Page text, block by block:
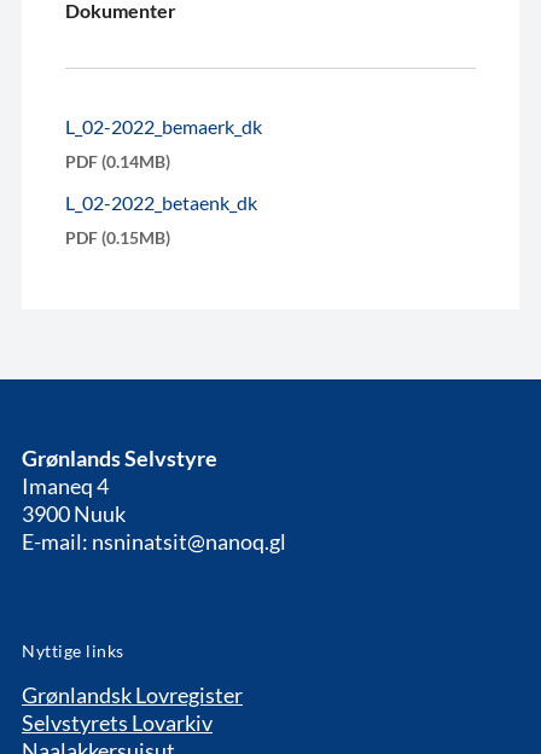
Dokumenter
L_02-2022_bemaerk_dk
PDF (0.14MB)
L_02-2022_betaenk_dk
PDF (0.15MB)
Grønlands Selvstyre
Imaneq 4
3900 Nuuk
E-mail: nsninatsit@nanoq.gl
Nyttige links
Grønlandsk Lovregister
Selvstyrets Lovarkiv